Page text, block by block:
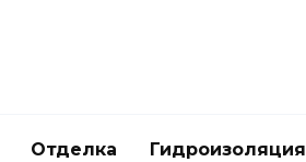
Отделка Гидроизоляция